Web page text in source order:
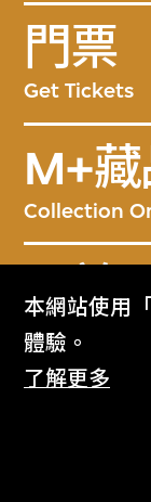
本網站使用
體驗。
了解更多
門票
Get Tickets
M+藏
Collection
關於
About the
M+雜